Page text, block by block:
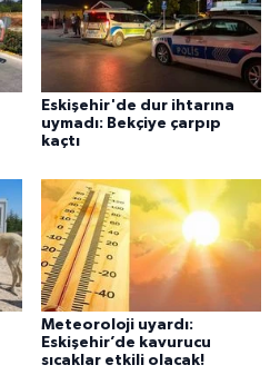
Eskişehir'de dur ihtarına
uymadı: Bekçiye çarpıp
kaçtı
Meteoroloji uyardı:
Eskişehir’de kavurucu
sıcaklar etkili olacak!